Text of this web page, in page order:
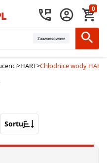
0
Zaawansowane
>HART>Chłodnice wody HART
Sortuj